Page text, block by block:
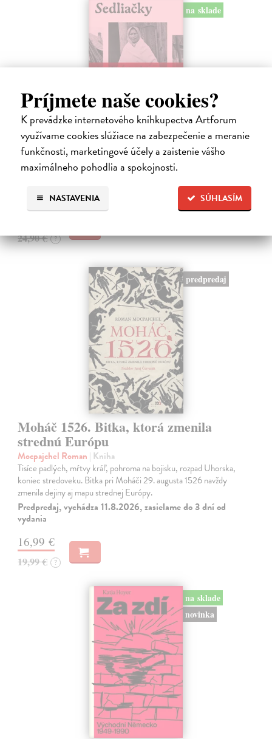
Príjmete naše cookies?
K prevádzke internetového kníhkupectva Artforum
využívame cookies slúžiace na zabezpečenie a meranie
funkčnosti, marketingové účely a zaistenie vášho
maximálneho pohodlia a spokojnosti.
SÚHLASÍM
NASTAVENIA
na sklade
Sedliačky
Kuciel-Frydryszak Joanna| Kniha
„Neplač, dieťa moje. Každá žena je otrokyňa, tak ani ty nebudeš
Na sklade ?
24,90 € ?
predpredaj
Moháč 1526. Bitka, ktorá zmenila
strednú Európu
Mocpajchel Roman | Kniha
Tisíce padlých, mŕtvy kráľ, pohroma na bojisku, rozpad Uhorska,
koniec stredoveku. Bitka pri Moháči 29. augusta 1526 navždy
zmenila dejiny aj mapu strednej Európy.
Predpredaj, vychádza 11.8.2026, zasielame do 3 dní od
vydania
16,99 €
19,99 € ?
na sklade
novinka